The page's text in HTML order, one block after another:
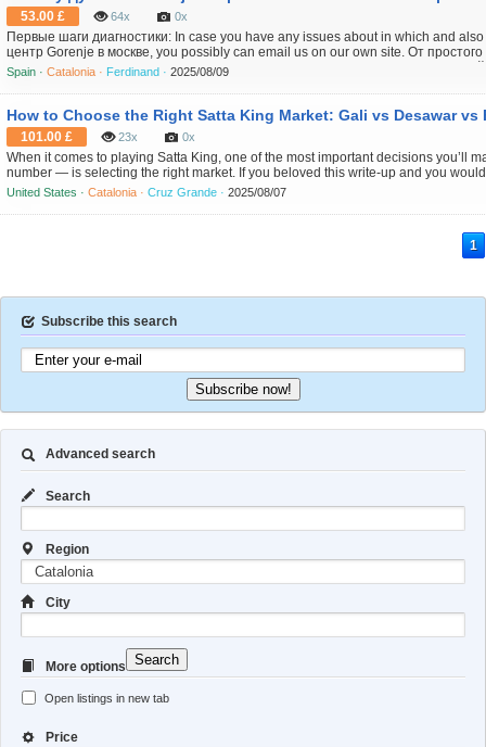
53.00 £ 64x 0x
Первые шаги диагностики: In case you have any issues about in which and
центр Gorenje в москве, you possibly can email us on our own site. От
начала недостаточно нагреваться, я делом начал начал самых самых
вилка надежно в розетку и сама розе...
Spain ·Catalonia · Ferdinand ·2025/08/09
How to Choose the Right Satta King Market: Gali vs Desawar vs
101.00 £ 23x 0x
When it comes to playing Satta King, one of the most important decisions you’ll
number — is selecting the right market. If you beloved this write-up and you
concerning Sattaresultlive explains kindly pay a visit to our own web-page. With
United States ·Catalonia ·Cruz Grande ·2025/08/07
1
Subscribe this search
Subscribe now!
Advanced search
Search
Region
City
More options
Open listings in new tab
Price
Search